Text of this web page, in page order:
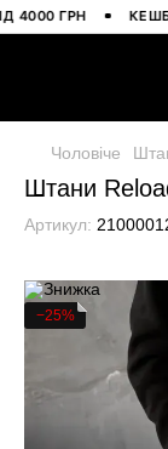
ГРН КЕШБЕК
Чоловіче
Штани
Артикул:
−25%